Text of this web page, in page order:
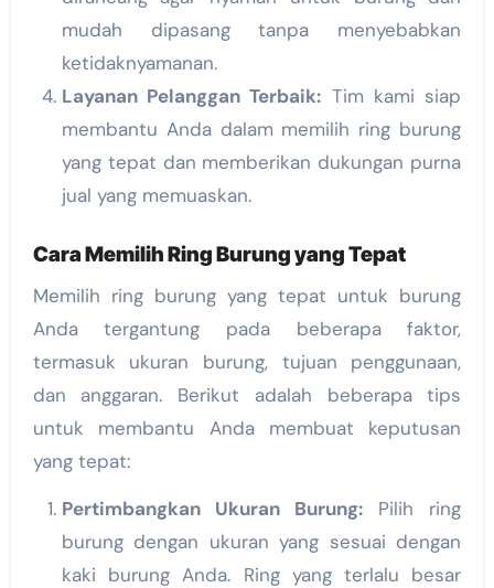
mudah dipasang tanpa menyebabkan
ketidaknyamanan.
Layanan Pelanggan Terbaik: Tim kami siap
membantu Anda dalam memilih ring burung
yang tepat dan memberikan dukungan purna
jual yang memuaskan.
Cara Memilih Ring Burung yang Tepat
Memilih ring burung yang tepat untuk burung
Anda tergantung pada beberapa faktor,
termasuk ukuran burung, tujuan penggunaan,
dan anggaran. Berikut adalah beberapa tips
untuk membantu Anda membuat keputusan
yang tepat:
Pertimbangkan Ukuran Burung: Pilih ring
burung dengan ukuran yang sesuai dengan
kaki burung Anda. Ring yang terlalu besar